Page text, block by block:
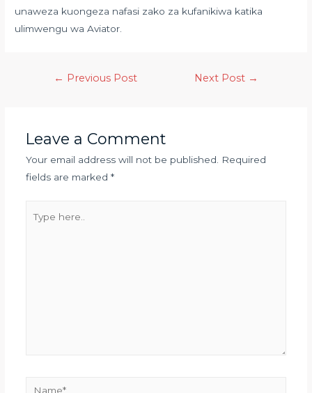
unaweza kuongeza nafasi zako za kufanikiwa katika
ulimwengu wa Aviator.
← Previous Post Next Post →
Leave a Comment
Your email address will not be published.
Required
fields are marked *